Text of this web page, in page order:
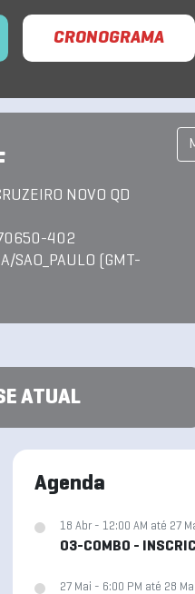
CRONOGRAMA
NOVO QD
70650-402
SAO_PAULO (GMT-
ATUAL
Agenda
18 Abr - 12:00 AM até 27
03-COMBO -
27 Mai - 6:00 PM até 28